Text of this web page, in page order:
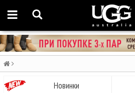
Новинки